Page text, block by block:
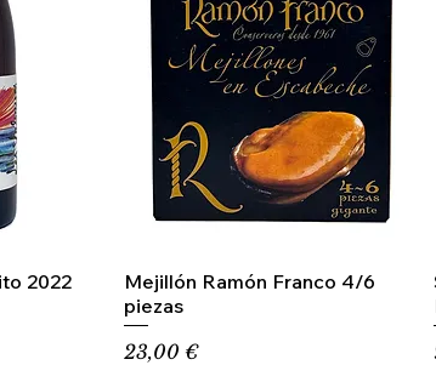
2022
Mejillón Ramón Franco 4/6
piezas
Precio
23,00 €